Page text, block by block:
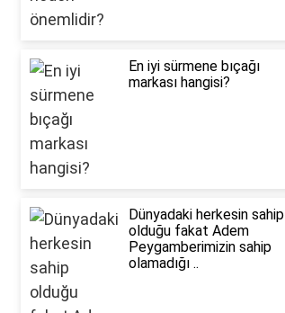
En iyi sürmene bıçağı
markası hangisi?
Dünyadaki herkesin sahip
olduğu fakat Adem
Peygamberimizin sahip
olamadığı ..